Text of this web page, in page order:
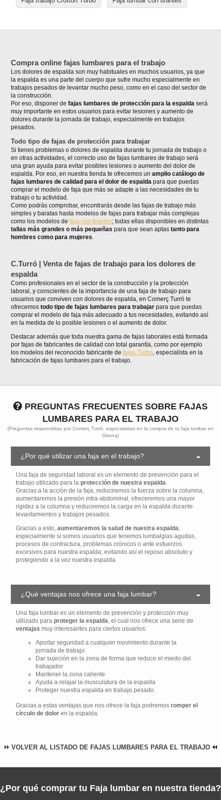
Compra online fajas lumbares para el trabajo
Los dolores de espalda son muy habituales en muchos usuarios, ya que
la espalda es una parte del cuerpo que sufre mucho especialmente en
trabajos pesados de levantar mucho peso, como en el caso del sector de
la construcción.
Por eso, disponer defajas lumbares de protección para la espalda será
muy importante en estos usuarios para evitar lesiones y aumento de
dolores durante la jornada de trabajo, especialmente en trabajos
pesados.
Todo tipo de fajas de protección para trabajar
Si tienes problemas o dolores de espalda durante tu jornada de trabajo o
en otras actividades, el correcto uso de fajas lumbares de trabajo será
una gran ayuda para evitar posibles lesiones o aumento del dolor de
espalda. Por eso, en nuestra tienda te ofrecemos unamplio catálogo de
fajas lumbares de calidad para el dolor de espalda para que puedas
comprar el modelo de faja que más se adapte a las necesidades de tu
trabajo o tu actividad.
Como podrás comprobar, encontrarás desde las fajas de trabajo más
simples y baratas hasta modelos de fajas para trabajar más complejas
como los modelos defaja con tirantes; todas ellas disponibles en distintas
tallas más grandes o más pequeñas para que sean aptastanto para
hombres como para mujeres.
C.Turró | Venta de fajas de trabajo para los dolores de
espalda
Como profesionales en el sector de la construcción y la protección
laboral, y conscientes de la importancia de una faja de trabajo para
usuarios que conviven con dolores de espalda, en Comerç Turró te
ofrecemostodo tipo de fajas lumbares para trabajarpara que puedas
comprar el modelo de faja más adecuado a tus necesidades, evitando así
en la medida de lo posible lesiones o el aumento de dolor.
Destacar además que toda nuestra gama de fajas laborales está formada
por fajas de fabricantes de calidad con total garantía, como por ejemplo
los modelos del reconocido fabricante defajas Turbo, especialista en la
fabricación de fajas lumbares para el trabajo.
PREGUNTAS FRECUENTES SOBRE FAJAS
LUMBARES PARA EL TRABAJO
(Preguntas respondidas por Comerç Turró, especialistas en la compra de tu faja lumbar en
Girona)
¿Por qué utilizar una faja en el trabajo?
Una faja de seguridad laboral es un elemento de prevención para el
trabajo utilizado para laprotección de nuestra espalda.
Gracias a la acción de la faja, reduciremos la fuerza sobre la columna,
aumentaremos la presión intra-abdominal, ofreceremos una mayor
rigidez a la columna y reduciremos la carga en la espalda durante
levantamientos y trabajos pesados.
Gracias a esto,aumentaremos la salud de nuestra espalda,
especialmente si somos usuarios que tenemos lumbalgias agudas,
procesos de contractura, problemas crónicos o ante esfuerzos
excesivos para nuestra espalda; evitando así el reposo absoluto y
protegiendo a la vez nuestra espalda.
¿Qué ventajas nos ofrece una faja lumbar?
Una faja lumbar es un elemento de prevención y protección muy
utilizado paraproteger la espalda, el cual nos ofrece una serie de
ventajas muy interesantes para ciertos usuarios:
Aportar seguridad a cualquier movimiento durante la
jornada de trabajo
Dar sujeción en la zona de forma que reduce el miedo del
trabajador
Mantener la zona caliente
Ayuda a relajar la musculatura de la espalda
Proteger nuestra espalda en trabajo pesado
Gracias a estas ventajas que nos ofrece la faja podremosromper el
círculo de dolor en la espalda.
VOLVER AL LISTADO DE FAJAS LUMBARES PARA EL TRABAJO
¿Por qué comprar tu Faja lumbar en nuestra tienda?